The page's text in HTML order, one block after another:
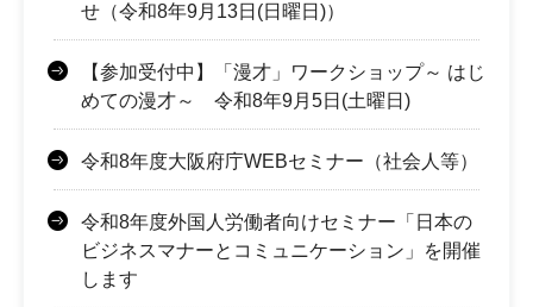
せ（令和8年9月13日(日曜日)）
【参加受付中】「漫才」ワークショップ～ はじ
めての漫才～ 令和8年9月5日(土曜日)
令和8年度大阪府庁WEBセミナー（社会人等）
令和8年度外国人労働者向けセミナー「日本の
ビジネスマナーとコミュニケーション」を開催
します